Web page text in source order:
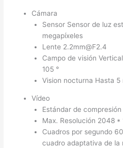
Cámara
Sensor Sensor de luz
megapíxeles
Lente 2.2mm@F2.4
Campo de visión
105 °
Vision nocturna Hasta 5
Vídeo
Estándar de
Max. Resolución 2048 *
Cuadros por segundo
cuadro adaptativa de la